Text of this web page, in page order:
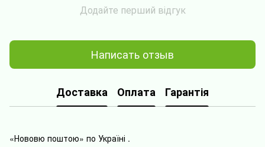
Додайте перший відгук
Написать отзыв
Доставка Оплата Гарантія
«Нововю поштою» по Україні .